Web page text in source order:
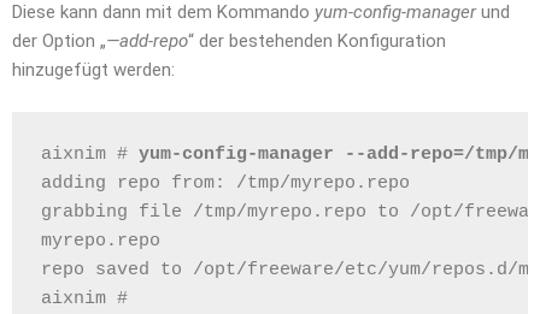
Diese kann dann mit dem Kommando yum-config-managerund
der Option „—add-repo“ der bestehenden Konfiguration
hinzugefügt werden:
aixnim # yum-config-manager --add-repo=/tmp/
adding repo from: /tmp/myrepo.repo
grabbing file /tmp/myrepo.repo to /opt/
myrepo.repo
repo saved to /opt/freeware/etc/yum/repos.d/
aixnim #